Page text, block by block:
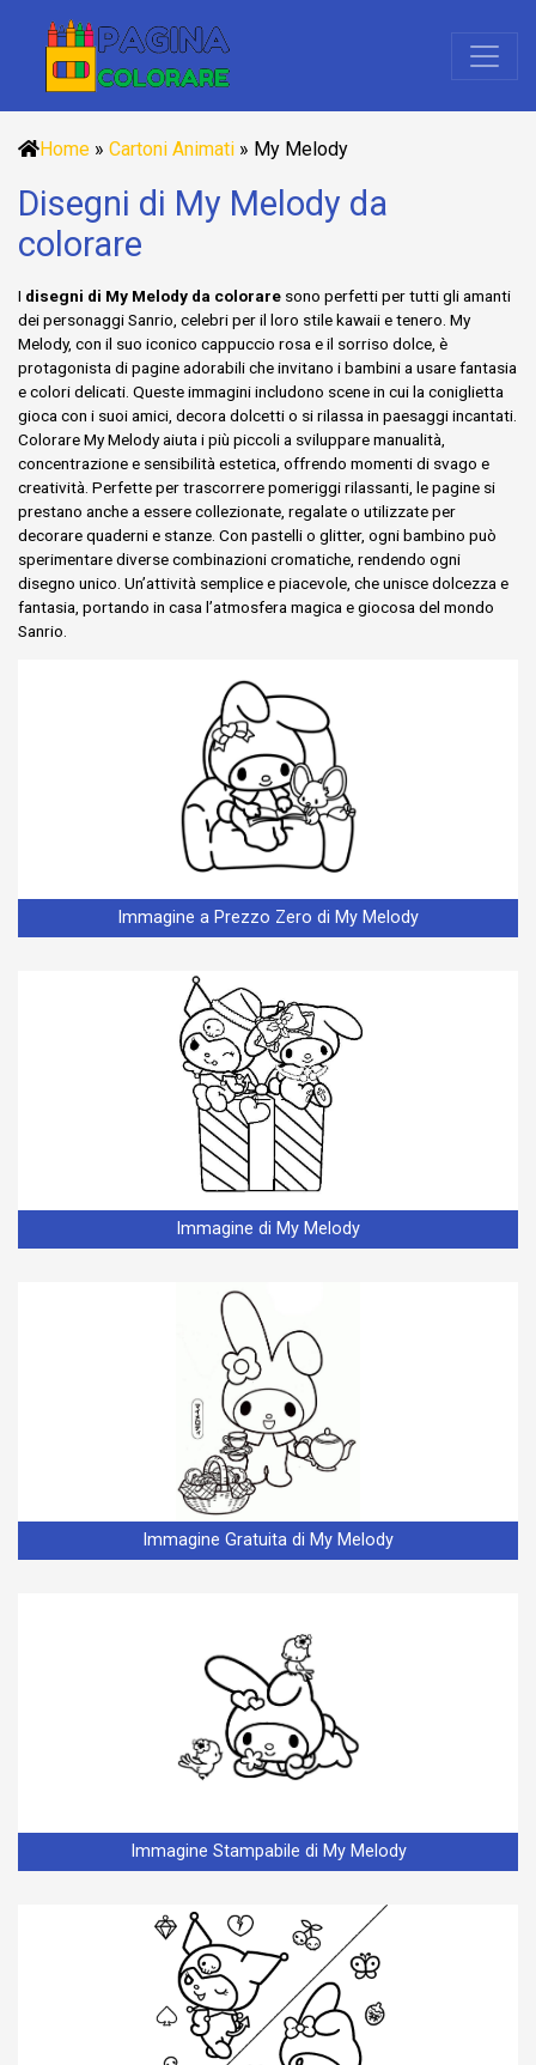
Home » Cartoni Animati » My Melody
Disegni di My Melody da
colorare
I disegni di My Melody da colorare sono perfetti per tutti gli amanti
dei personaggi Sanrio, celebri per il loro stile kawaii e tenero. My
Melody, con il suo iconico cappuccio rosa e il sorriso dolce, è
protagonista di pagine adorabili che invitano i bambini a usare fantasia
e colori delicati. Queste immagini includono scene in cui la coniglietta
gioca con i suoi amici, decora dolcetti o si rilassa in paesaggi incantati.
Colorare My Melody aiuta i più piccoli a sviluppare manualità,
concentrazione e sensibilità estetica, offrendo momenti di svago e
creatività. Perfette per trascorrere pomeriggi rilassanti, le pagine si
prestano anche a essere collezionate, regalate o utilizzate per
decorare quaderni e stanze. Con pastelli o glitter, ogni bambino può
sperimentare diverse combinazioni cromatiche, rendendo ogni
disegno unico. Un’attività semplice e piacevole, che unisce dolcezza e
fantasia, portando in casa l’atmosfera magica e giocosa del mondo
Sanrio.
Immagine a Prezzo Zero di My Melody
Immagine di My Melody
Immagine Gratuita di My Melody
Immagine Stampabile di My Melody